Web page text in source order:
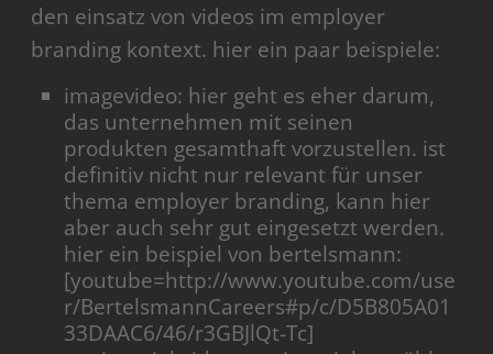
den einsatz von videos im employer
branding kontext. hier ein paar beispiele:
imagevideo: hier geht es eher darum,
das unternehmen mit seinen
produkten gesamthaft vorzustellen. ist
definitiv nicht nur relevant für unser
thema employer branding, kann hier
aber auch sehr gut eingesetzt werden.
hier ein beispiel von bertelsmann:
[youtube=http://www.youtube.com/use
r/BertelsmannCareers#p/c/D5B805A01
33DAAC6/46/r3GBJlQt-Tc]